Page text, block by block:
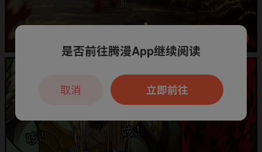
本章节仅支持App阅读，可打开App新用
户7天免费看
是否前往腾漫App继续阅读
立即前往
取消